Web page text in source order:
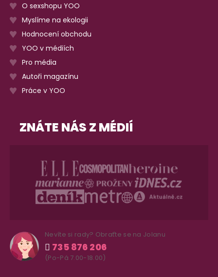
O sexshopu YOO
Myslíme na ekologii
Hodnocení obchodu
YOO v médiích
Pro média
Autoři magazínu
Práce v YOO
ZNÁTE NÁS Z MÉDIÍ
Nevíte si rady? Obraťte se na Jolanu
735 876 206
(Po-Pá 7.00-18.00)